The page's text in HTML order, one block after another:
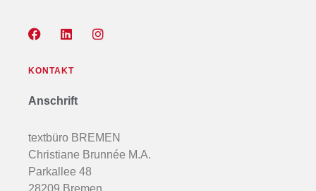
KONTAKT
Anschrift
textbüro BREMEN
Christiane Brunnée M.A.
Parkallee 48
28209 Bremen